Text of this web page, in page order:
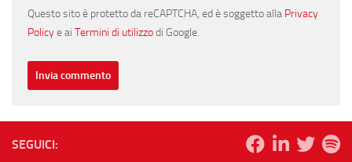
Questo sito è protetto da reCAPTCHA, ed è soggetto alla Privacy
Policye ai Termini di utilizzodi Google.
SEGUICI: